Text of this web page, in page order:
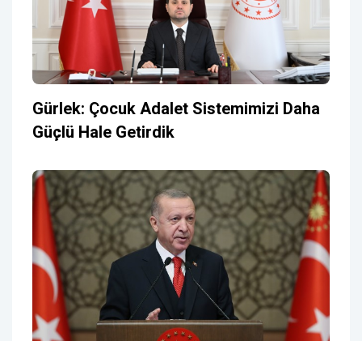
Gürlek: Çocuk Adalet Sistemimizi Daha
Güçlü Hale Getirdik